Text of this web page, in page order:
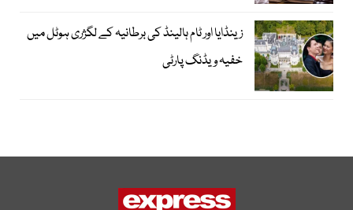
زینڈایا اور ٹام ہالینڈ کی برطانیہ کے لگژری ہوٹل میں
خفیہ ویڈنگ پارٹی